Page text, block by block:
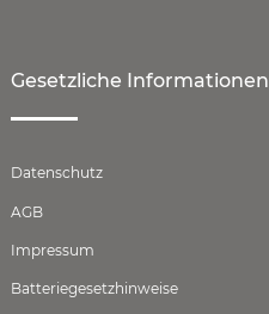
Gesetzliche Informationen
Datenschutz
AGB
Impressum
Batteriegesetzhinweise